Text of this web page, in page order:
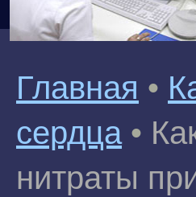
Главная •
сердца •
нитраты